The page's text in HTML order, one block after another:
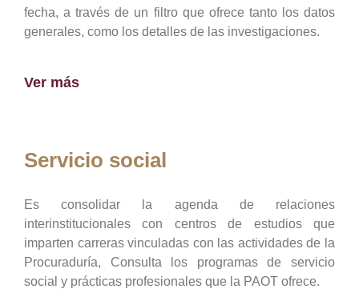
fecha, a través de un filtro que ofrece tanto los datos
generales, como los detalles de las investigaciones.
Ver más
Servicio social
Es consolidar la agenda de relaciones
interinstitucionales con centros de estudios que
imparten carreras vinculadas con las actividades de la
Procuraduría, Consulta los programas de servicio
social y prácticas profesionales que la PAOT ofrece.